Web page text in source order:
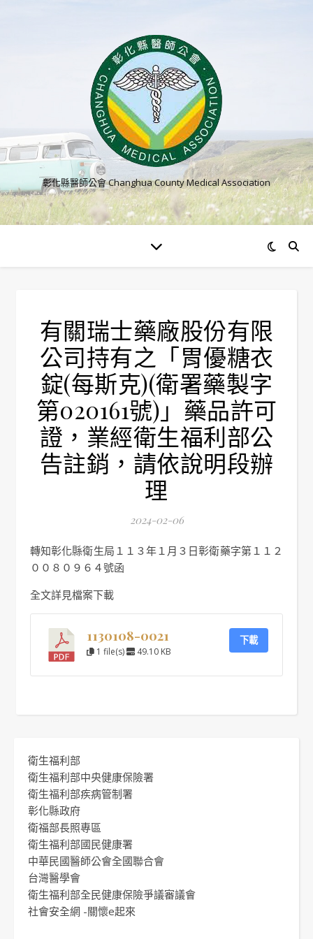
彰化縣醫師公會 Changhua County Medical Association
有關瑞士藥廠股份有限
公司持有之「胃優糖衣
錠(每斯克)(衛署藥製字
第020161號)」藥品許可
證，業經衛生福利部公
告註銷，請依說明段辦
理
2024-02-06
轉知彰化縣衛生局１１３年１月３日彰衛藥字第１１２
００８０９６４號函
全文詳見檔案下載
1130108-0021
1 file(s) 49.10 KB
下載
衛生福利部
衛生福利部中央健康保險署
衛生福利部疾病管制署
彰化縣政府
衛福部長照專區
衛生福利部國民健康署
中華民國醫師公會全國聯合會
台灣醫學會
衛生福利部全民健康保險爭議審議會
社會安全網 -關懷e起來